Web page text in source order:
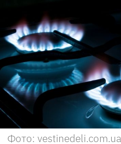
Фото: vestinedeli.com.ua